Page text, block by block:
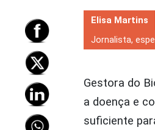
Elisa Martins
Jornalista,
Gestora do
a doença e
suficiente